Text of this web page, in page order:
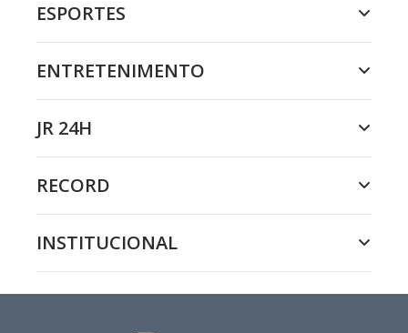
ESPORTES
ENTRETENIMENTO
JR 24H
RECORD
INSTITUCIONAL